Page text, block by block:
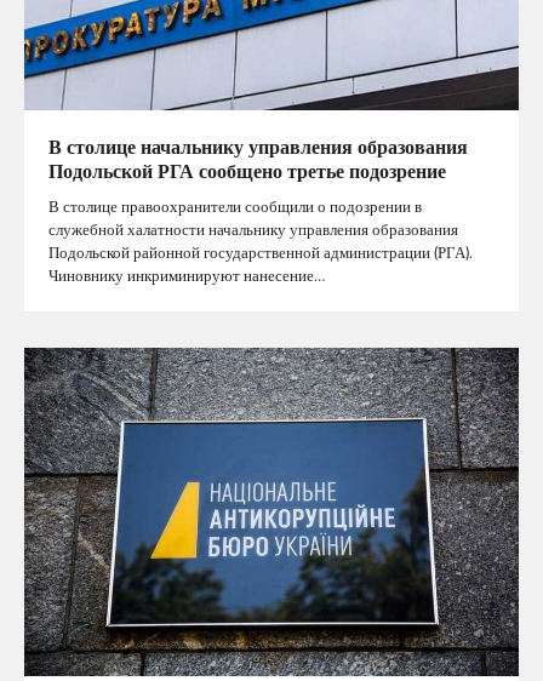
В столице начальнику управления образования
Подольской РГА сообщено третье подозрение
В столице правоохранители сообщили о подозрении в
служебной халатности начальнику управления образования
Подольской районной государственной администрации (РГА).
Чиновнику инкриминируют нанесение…